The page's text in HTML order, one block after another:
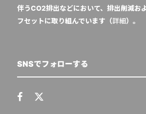
伴うCO2排出などにおいて、排出削減お
フセットに取り組んでいます（詳細）。
SNSでフォローする